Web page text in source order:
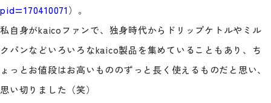
pid=170410071）。
私自身がkaicoファンで、独身時代からドリップケトルやミル
クパンなどいろいろなkaico製品を集めていることもあり、ち
ょっとお値段はお高いもののずっと長く使えるものだと思い、
思い切りました（笑）